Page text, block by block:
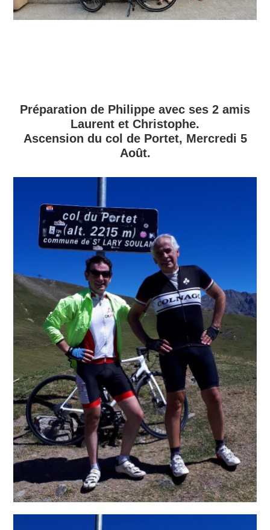
Préparation de Philippe avec ses 2 amis
Laurent et Christophe.
Ascension du col de Portet, Mercredi 5
Août.